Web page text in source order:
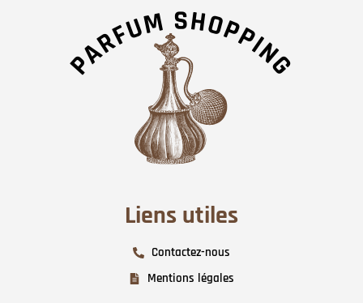
Liens utiles
Contactez-nous
Mentions légales